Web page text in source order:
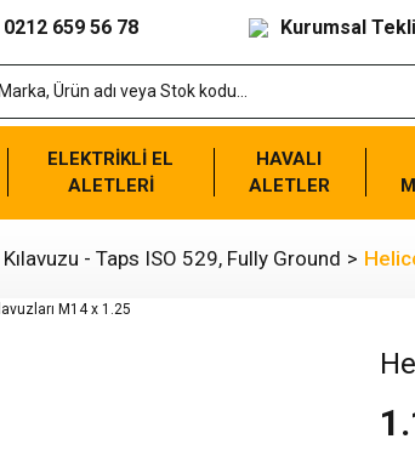
0212 659 56 78 Kurumsal
ELEKTRİKLİ EL
ALETLERİ
HAVALI
ALETLER
- Taps ISO 529, Fully Ground